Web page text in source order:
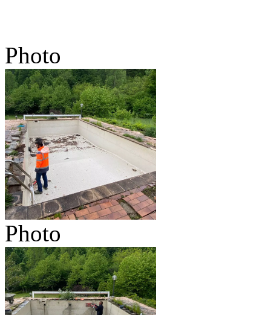
Photo
Photo